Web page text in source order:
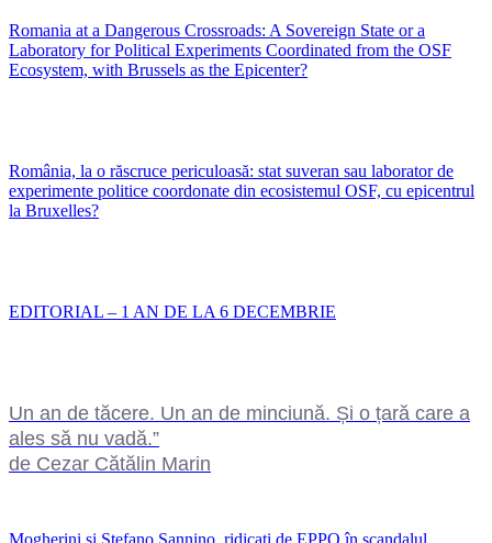
Romania at a Dangerous Crossroads: A Sovereign State or a
Laboratory for Political Experiments Coordinated from the OSF
Ecosystem, with Brussels as the Epicenter?
România, la o răscruce periculoasă: stat suveran sau laborator de
experimente politice coordonate din ecosistemul OSF, cu epicentrul
la Bruxelles?
EDITORIAL – 1 AN DE LA 6 DECEMBRIE
Un an de tăcere. Un an de minciună. Și o țară care a
ales să nu vadă.”
de Cezar Cătălin Marin
Mogherini și Stefano Sannino, ridicați de EPPO în scandalul